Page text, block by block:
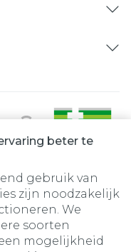
beter te
gebruik van
zijn noodzakelijk
We
soorten
mogelijkheid